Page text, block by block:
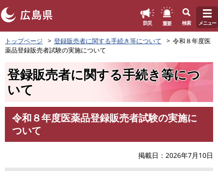
ペ
ー
ジ
す
防災 重要 検索 メニュー
トップページ 登録販売者に関する手続き等について
令和８年度医
薬品登録販売者試験の実施について
登録販売者に関する手続き等につ
いて
令和８年度医薬品登録販売者試験の実施に
ついて
掲載日 2026年7月10日